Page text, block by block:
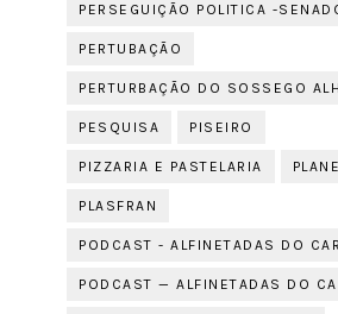
PERSEGUIÇÃO POLITICA -
PERTUBAÇÃO
PERTURBAÇÃO DO SOSSEGO
PESQUISA PISEIRO
PIZZARIA E PASTELARIA
PLASFRAN
PODCAST - ALFINETADAS DO
PODCAST — ALFINETADAS DO